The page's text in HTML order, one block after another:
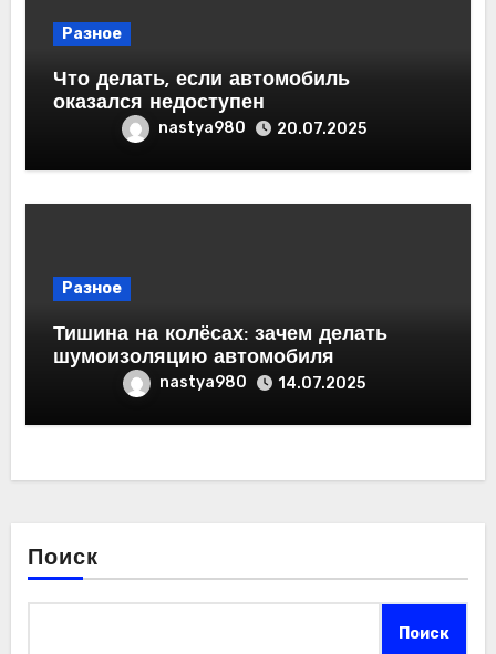
Разное
Что делать, если автомобиль
оказался недоступен
nastya980 20.07.2025
Разное
Тишина на колёсах: зачем делать
шумоизоляцию автомобиля
nastya980 14.07.2025
Поиск
Поиск